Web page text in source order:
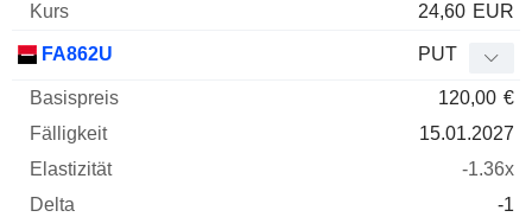
24,60 EUR
FA862U PUT
120,00 €
15.01.2027
-1.36x
-1